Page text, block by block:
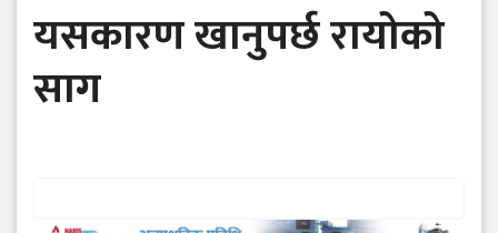
यसकारण खानुपर्छ रायोको
साग